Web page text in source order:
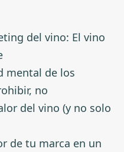
del vino: El vino
mental de los
no
del vino (y no solo
de tu marca en un